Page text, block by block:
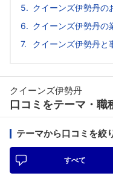
クイーンズ伊勢丹の
クイーンズ伊勢丹の
クイーンズ伊勢丹と
クイーンズ伊勢丹
口コミをテーマ・職
テーマから口コミを絞
すべて